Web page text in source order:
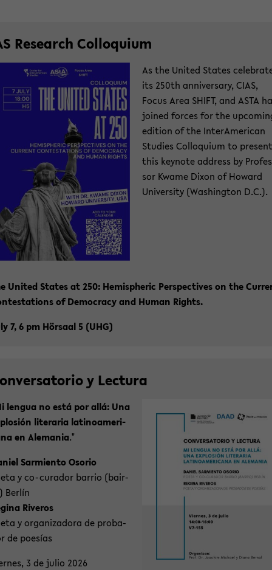
Re­se­arch Col­lo­qui­um
As the United Sta­tes
its 250th an­ni­versa­ry, CIAS,
Focus Area SHIFT, and ASTA
joi­ned for­ces for the
edi­ti­on of the In­ter­Ame­ri­can
Stu­dies Col­lo­qui­um to pre­sent
this key­note ad­dress by
sor Kwame Dixon of Howard
Uni­ver­si­ty (Wa­shing­ton D.C.).
United Sta­tes at 250: He­mi­s­phe­ric Per­spec­ti­ves on the
of De­mo­cra­cy and Human Rights.
7, 6 pm Hör­saal 5 (UHG)
y Lec­tu­ra
len­gua no está por allá: Una
li­te­ra­ria la­ti­no­ame­ri­
en Ale­ma­nia."
Sar­mi­en­to Oso­rio
y co-​curador bar­rio (bair­
Berlín
Ri­ver­os
y or­ga­niz­ado­ra de pro­ba­
de poesías
3 de julio 2026